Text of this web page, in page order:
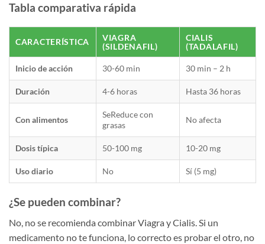
Tabla comparativa rápida
CARACTERÍSTICA
VIAGRA
(SILDENAFIL)
CIALIS
(TADALAFIL)
Inicio de acción 30-60 min 30 min – 2 h
Duración 4-6 horas Hasta 36 horas
Con alimentos
SeReduce con
grasas
No afecta
Dosis típica 50-100 mg 10-20 mg
Uso diario No Sí (5 mg)
¿Se pueden combinar?
No, no se recomienda combinar Viagra y Cialis. Si un
medicamento no te funciona, lo correcto es probar el otro, no